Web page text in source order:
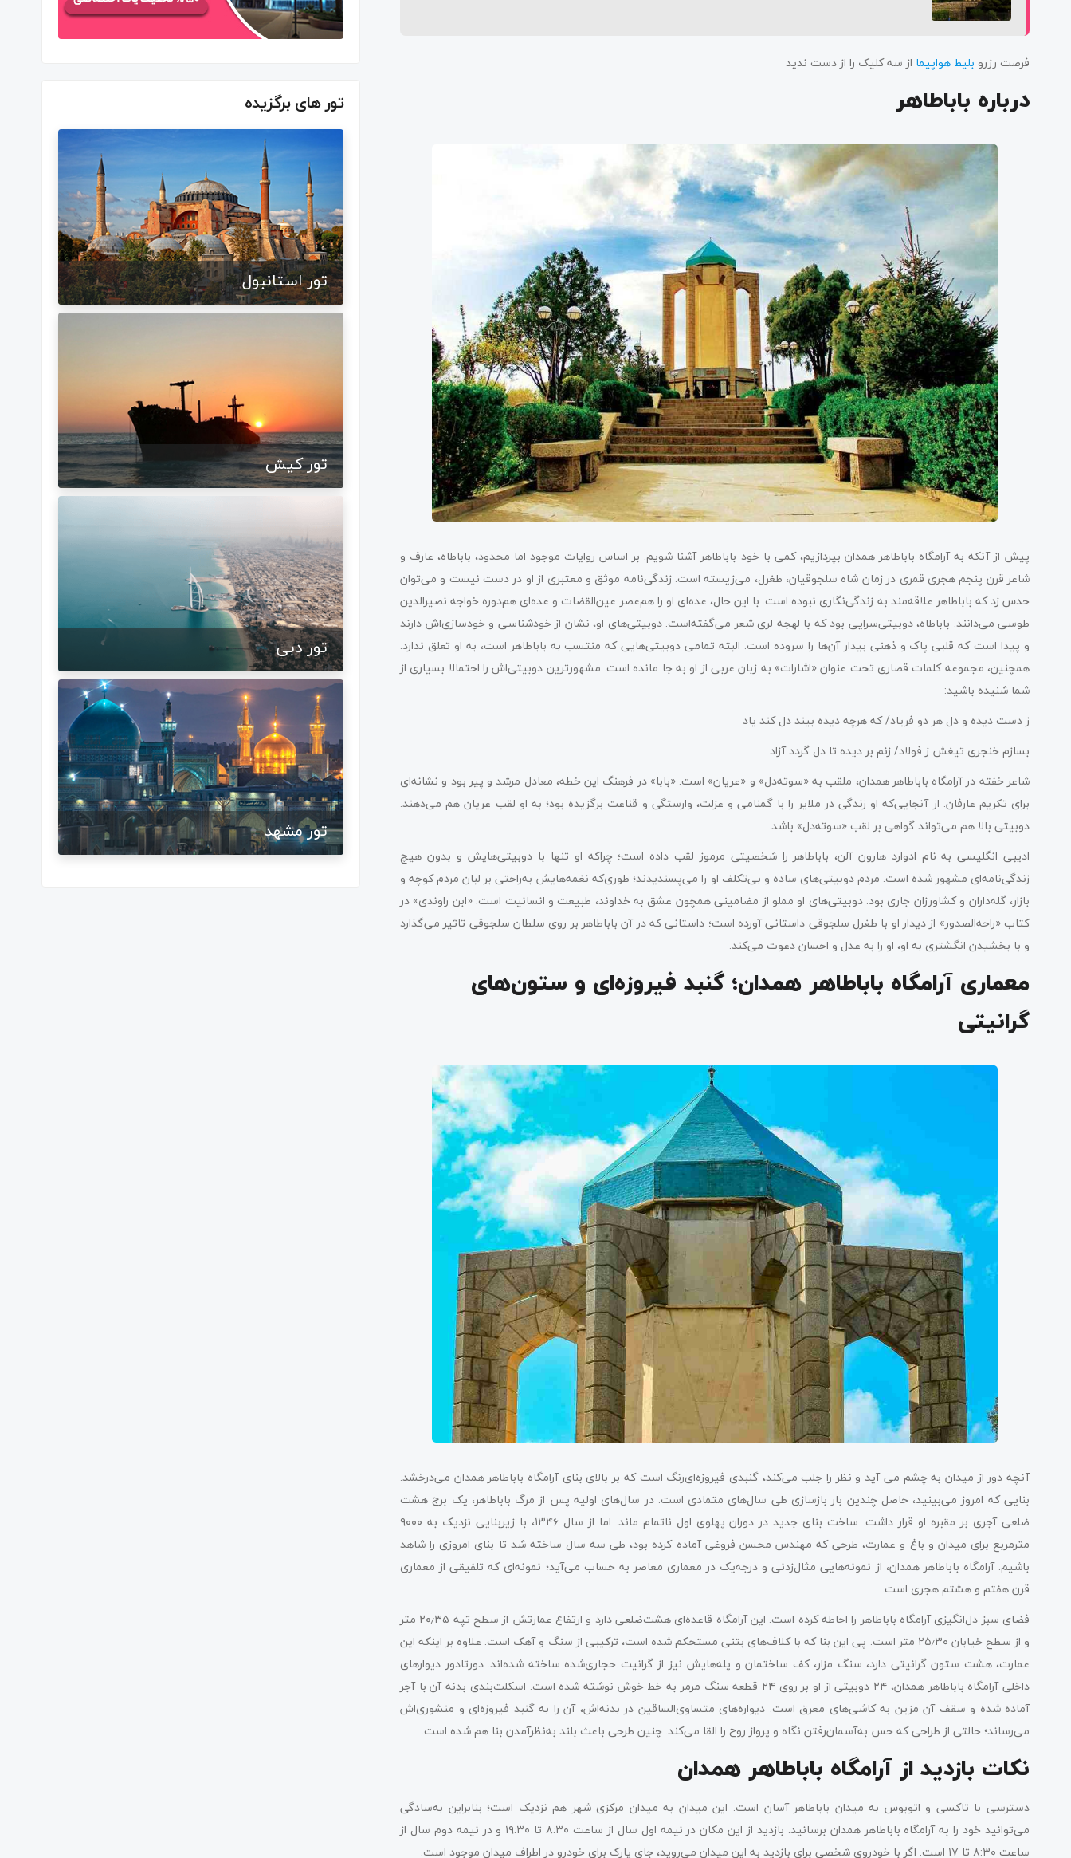
فرصت رزرو بلیط هواپیما از سه کلیک را از دست ندید
درباره باباطاهر
پیش از آنکه به آرامگاه باباطاهر همدان بپردازیم، کمی با خود باباطاهر آشنا شویم. بر اساس روایات موجود اما محدود، باباطاه، عارف و
شاعر قرن پنجم هجری قمری در زمان شاه سلجوقیان، طغرل، می‌زیسته است. زندگی‌نامه موثق و معتبری از او در دست نیست و می‌توان
حدس زد که باباطاهر علاقه‌مند به زندگی‌نگاری نبوده است. با این حال، عده‌ای او را هم‌عصر عین‌القضات و عده‌ای هم‌دوره خواجه‌ نصیرالدین
طوسی می‌دانند. باباطاه، دوبیتی‌سرایی بود که با لهجه لری شعر می‌گفته‌است. دوبیتی‌های او، نشان از خودشناسی و خودسازی‌اش دارند
و پیدا است که قلبی پاک و ذهنی بیدار آن‌ها را سروده است. البته تمامی دوبیتی‌هایی که منتسب به باباطاهر است، به او تعلق ندارد.
همچنین، مجموعه کلمات قصاری تحت عنوان «اشارات» به زبان عربی از او به جا مانده است. مشهورترین دوبیتی‌اش را احتمالا بسیاری از
شما شنیده باشید:
ز دست دیده و دل هر دو فریاد/ که هرچه دیده بیند دل کند یاد
بسازم خنجری تیغش ز فولاد/ زنم بر دیده تا دل گردد آزاد
شاعر خفته در آرامگاه باباطاهر همدان، ملقب به «سوته‌دل» و «عریان» است. «بابا» در فرهنگ این خطه، معادل مرشد و پیر بود و نشانه‌ای
برای تکریم عارفان. از آنجایی‌که او زندگی در ملایر را با گمنامی و عزلت، وارستگی و قناعت برگزیده بود؛ به او لقب عریان هم می‌دهند.
دوبیتی بالا هم می‌تواند گواهی بر لقب «سوته‌دل» باشد.
ادیبی انگلیسی به نام ادوارد هارون آلن، باباطاهر را شخصیتی مرموز لقب داده است؛ چراکه او تنها با دوبیتی‌هایش و بدون هیچ
زندگی‌نامه‌ای مشهور شده است. مردم دوبیتی‌های ساده و بی‌تکلف او را می‌پسندیدند؛ طوری‌که نغمه‌هایش به‌راحتی بر لبان مردم کوچه و
بازار، گله‌داران و کشاورزان جاری بود. دوبیتی‌های او مملو از مضامینی همچون عشق به خداوند، طبیعت و انسانیت است. «ابن راوندی» در
کتاب «راحه‌الصدور» از دیدار او با طغرل سلجوقی داستانی آورده است؛ داستانی که در آن باباطاهر بر روی سلطان سلجوقی تاثیر می‌گذارد
و با بخشیدن انگشتری به او، او را به عدل و احسان دعوت می‌کند.
معماری آرامگاه باباطاهر همدان؛ گنبد فیروزه‌ای و ستون‌های
گرانیتی
آنچه دور از میدان به چشم می آید و نظر را جلب می‌کند، گنبدی فیروزه‌ای‌رنگ است که بر بالای بنای آرامگاه باباطاهر همدان می‌درخشد.
بنایی که امروز می‌بینید، حاصل چندین بار بازسازی طی سال‌های متمادی است. در سال‌های اولیه پس از مرگ باباطاهر، یک برج هشت
ضلعی آجری بر مقبره او قرار داشت. ساخت بنای جدید در دوران پهلوی اول ناتمام ماند. اما از سال ۱۳۴۶، با زیربنایی نزدیک به ۹۰۰۰
مترمربع برای میدان و باغ و عمارت، طرحی که مهندس محسن فروغی آماده کرده بود، طی سه سال ساخته شد تا بنای امروزی را شاهد
باشیم. آرامگاه باباطاهر همدان، از نمونه‌هایی مثال‌زدنی و درجه‌یک در معماری معاصر به حساب می‌آید؛ نمونه‌ای که تلفیقی از معماری
قرن هفتم و هشتم هجری است.
فضای سبز دل‌انگیزی آرامگاه باباطاهر را احاطه کرده است. این آرامگاه قاعده‌‌ای هشت‌ضلعی دارد و ارتفاع عمارتش از سطح تپه ۲۰٫۳۵ متر
و از سطح خیابان ۲۵٫۳۰ متر است. پی این بنا که با کلاف‌های بتنی مستحکم شده است، ترکیبی از سنگ و آهک است. علاوه بر اینکه این
عمارت، هشت ستون گرانیتی دارد، سنگ مزار، کف ساختمان و پله‌هایش نیز از گرانیت حجاری‌شده‌ ساخته شده‌اند. دورتادور دیوارهای
داخلی آرامگاه باباطاهر همدان، ۲۴ دوبیتی از او بر روی ۲۴ ‬قطعه سنگ مرمر به خط خوش نوشته شده است. اسکلت‌بندی بدنه آن با آجر
آماده شده و سقف آن مزین به کاشی‌های معرق است. دیواره‌های متساوی‌الساقین در بدنه‌اش، آن را به گنبد فیروزه‌ای و منشوری‌اش
می‌رساند؛ حالتی از طراحی که حس به‌آسمان‌رفتن نگاه و پرواز روح را القا می‌کند. چنین طرحی باعث بلند به‌نظرآمدن بنا هم شده است.
نکات بازدید از آرامگاه باباطاهر همدان
دسترسی با تاکسی و اتوبوس به میدان باباطاهر آسان است. این میدان به میدان مرکزی شهر هم نزدیک است؛ بنابراین به‌سادگی
می‌توانید خود را به آرامگاه باباطاهر همدان برسانید. بازدید از این مکان در نیمه اول سال از ساعت ۸:۳۰ تا ۱۹:۳۰ و در نیمه دوم سال از
ساعت ۸:۳۰ تا ۱۷ است. اگر با خودروی شخصی برای بازدید به این میدان می‌روید، جای پارک برای خودرو در اطراف میدان موجود است.
تور های برگزیده
تور استانبول
تور کیش
تور دبی
تور مشهد